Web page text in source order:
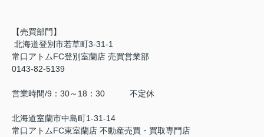
【売買部門】
北海道登別市若草町3-31-1
常口アトムFC登別室蘭店 売買営業部
0143-82-5139
営業時間/9：30～18：30 不定休
北海道室蘭市中島町1-31-14
常口アトムFC東室蘭店 不動産売買・買取専門店